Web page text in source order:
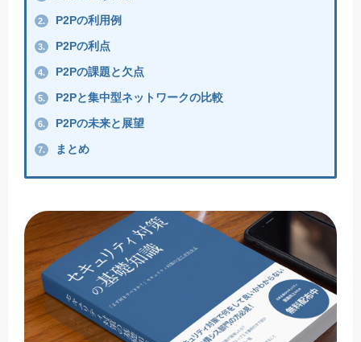
2. P2Pの利用例
3. P2Pの利点
4. P2Pの課題と欠点
5. P2Pと集中型ネットワークの比較
6. P2Pの未来と展望
7. まとめ